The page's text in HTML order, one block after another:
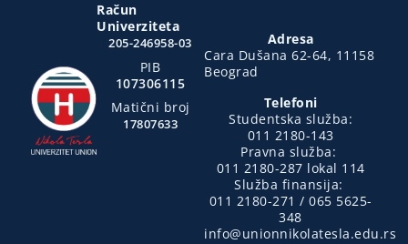
Račun
Univerziteta
205-246958-03
PIB
107306115
Matični broj
17807633
Adresa
Cara Dušana 62-64, 11158
Beograd
Telefoni
Studentska služba:
011 2180-143
Pravna služba:
011 2180-287 lokal 114
Služba finansija:
011 2180-271 / 065 5625-
348
info@unionnikolatesla.edu.rs